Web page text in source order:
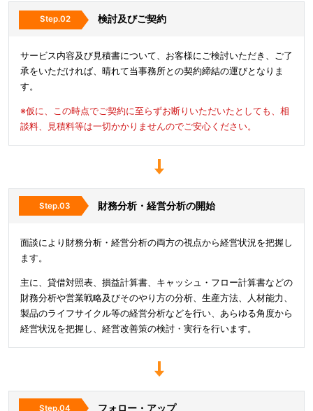
検討及びご契約
サービス内容及び見積書について、お客様にご検討いただき、ご了
承をいただければ、晴れて当事務所との契約締結の運びとなりま
す。
※仮に、この時点でご契約に至らずお断りいただいたとしても、相
談料、見積料等は一切かかりませんのでご安心ください。
財務分析・経営分析の開始
面談により財務分析・経営分析の両方の視点から経営状況を把握し
ます。
主に、貸借対照表、損益計算書、キャッシュ・フロー計算書などの
財務分析や営業戦略及びそのやり方の分析、生産方法、人材能力、
製品のライフサイクル等の経営分析などを行い、あらゆる角度から
経営状況を把握し、経営改善策の検討・実行を行います。
フォロー・アップ